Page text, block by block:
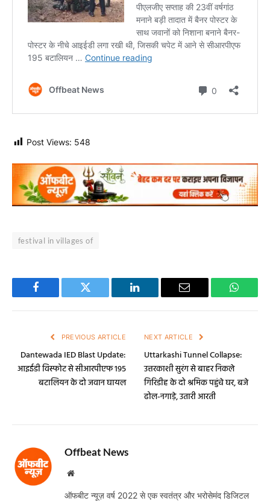
Post Views: 548
festival in villages of
Facebook Twitter LinkedIn Email
PREVIOUS ARTICLE
Dantewada IED Blast Update:
आइईडी विस्फोट से सीआरपीएफ 195
बटालियन के दो जवान घायल
NEXT ARTICLE
Uttarkashi Tunnel Collapse:
उत्तरकाशी सुरंग से बाहर निकले
गिरिडीह के दो श्रमिक पहुंचे घर, बजे
ढोल-नगाड़े, उतारी आरती
Offbeat News
Website
ऑफबीट न्यूज़ वर्ष 2022 से एक स्वतंत्र और भरोसेमंद डिजिटल